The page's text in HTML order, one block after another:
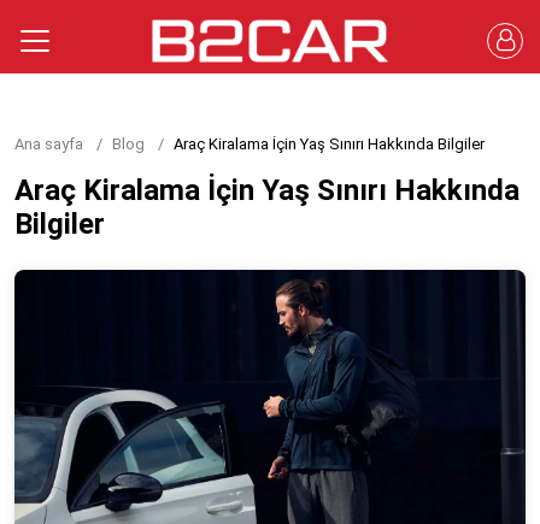
Ana sayfa Blog Araç Kiralama İçin Yaş Sınırı Hakkında Bilgiler
Araç Kiralama İçin Yaş Sınırı Hakkında
Bilgiler